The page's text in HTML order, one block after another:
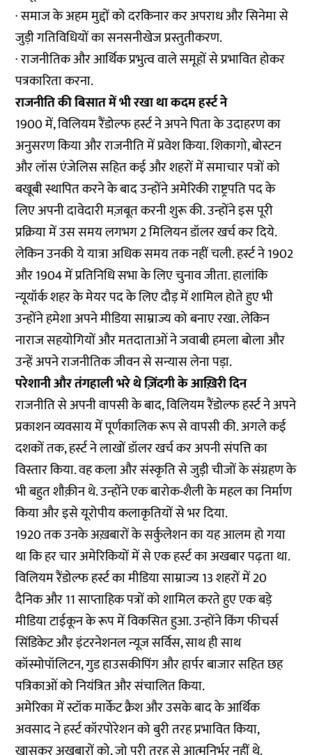
· समाज के अहम मुद्दों को दरकिनार कर अपराध और सिनेमा से
जुड़ी गतिविधियों का सनसनीखेज प्रस्तुतीकरण.
· राजनीतिक और आर्थिक प्रभुत्व वाले समूहों से प्रभावित होकर
पत्रकारिता करना.
राजनीति की बिसात में भी रखा था कदम हर्स्ट ने
1900 में, विलियम रैंडोल्फ हर्स्ट ने अपने पिता के उदाहरण का
अनुसरण किया और राजनीति में प्रवेश किया. शिकागो, बोस्टन
और लॉस एंजेलिस सहित कई और शहरों में समाचार पत्रों को
बखूबी स्थापित करने के बाद उन्होंने अमेरिकी राष्ट्रपति पद के
लिए अपनी दावेदारी मज़बूत करनी शुरू की. उन्होंने इस पूरी
प्रक्रिया में उस समय लगभग 2 मिलियन डॉलर खर्च कर दिये.
लेकिन उनकी ये यात्रा अधिक समय तक नहीं चली. हर्स्ट ने 1902
और 1904 में प्रतिनिधि सभा के लिए चुनाव जीता. हालांकि
न्यूयॉर्क शहर के मेयर पद के लिए दौड़ में शामिल होते हुए भी
उन्होंने हमेशा अपने मीडिया साम्राज्य को बनाए रखा. लेकिन
नाराज सहयोगियों और मतदाताओं ने जवाबी हमला बोला और
उन्हें अपने राजनीतिक जीवन से सन्यास लेना पड़ा.
परेशानी और तंगहाली भरे थे ज़िंदगी के आख़िरी दिन
राजनीति से अपनी वापसी के बाद, विलियम रैंडोल्फ हर्स्ट ने अपने
प्रकाशन व्यवसाय में पूर्णकालिक रूप से वापसी की. अगले कई
दशकों तक, हर्स्ट ने लाखों डॉलर खर्च कर अपनी संपत्ति का
विस्तार किया. वह कला और संस्कृति से जुड़ी चीजों के संग्रहण के
भी बहुत शौक़ीन थे. उन्होंने एक बारोक-शैली के महल का निर्माण
किया और इसे यूरोपीय कलाकृतियों से भर दिया.
1920 तक उनके अख़बारों के सर्कुलेशन का यह आलम हो गया
था कि हर चार अमेरिकियों में से एक हर्स्ट का अखबार पढ़ता था.
विलियम रैंडोल्फ हर्स्ट का मीडिया साम्राज्य 13 शहरों में 20
दैनिक और 11 साप्ताहिक पत्रों को शामिल करते हुए एक बड़े
मीडिया टाईकून के रूप में विकसित हुआ. उन्होंने किंग फीचर्स
सिंडिकेट और इंटरनेशनल न्यूज सर्विस, साथ ही साथ
कॉस्मोपॉलिटन, गुड हाउसकीपिंग और हार्पर बाजार सहित छह
पत्रिकाओं को नियंत्रित और संचालित किया.
अमेरिका में स्टॉक मार्केट क्रैश और उसके बाद के आर्थिक
अवसाद ने हर्स्ट कॉरपोरेशन को बुरी तरह प्रभावित किया,